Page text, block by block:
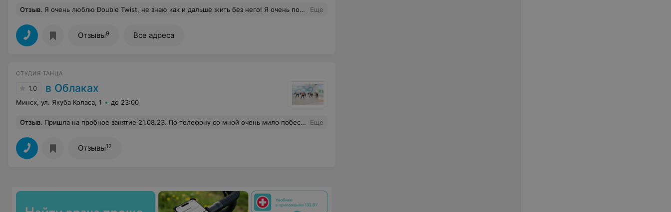
Отзыв. Я очень люблю Double Twist, не знаю как и дальше жить без него! Я очень полюбила Никиту Сергеевича и Веронику Николаевну, а еще эта студия перевернула мою жизнь и теперь я живу танцами! Спасибо большое вам за ваш труд и внимание, заботу и воспитание, я вас очень люблю! Еще
Отзывы9 Все адреса
СТУДИЯ ТАНЦА
1.0 в Облаках
Минск, ул. Якуба Коласа, 1 до 23:00
Отзыв. Пришла на пробное занятие 21.08.23. По телефону со мной очень мило побеседовали и сказали, что места есть, приходите попробовать. При этом не предупредили, что картой рассчитаться у них нельзя, только переводом с карты на карту или наличкой, но оказалось, что в итоге мне даже повезло, что я не оплатила вначале. Да, ремонт у них сделан мега крутой, но как можно при этом делать раздевалку размером 1,5*2 м и набивать туда по 10-15 человек, чтобы они при этом умудрялись переодеться? В зал я вошла последняя и просто обомлела от того, что весь пол был устлан ковриками с промежутками в пару см, мне даже показалось, что там нет места для инструктора, которая еще даже не пыталась где-то пристроить свой коврик. Я просто развернулась и ушла, потому что не вижу смысла платить за такое издевательство. У них максимум зал для пол дэнса рассчитан на 6-7 чел для комфортного занятия, они же напихали почти в 2 раза больше. Я понимаю, что очень хочется заработать, но так относиться к клиентам нельзя! Еще
Отзывы12